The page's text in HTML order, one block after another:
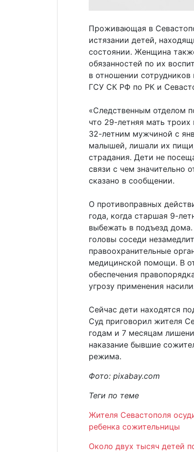
Проживающая в
истязании детей,
состоянии. Женщина
обязанностей по их
в отношении
ГСУ СК РФ по РК и
«Следственным отделом
что 29-летняя мать
32-летним мужчиной с
малышей, лишали их
страдания. Дети не
связи с чем значительно
сказано в сообщении.
О противоправных
года, когда старшая 9-
выбежать в подъезд
головы соседи
правоохранительные
медицинской помощи. В
обеспечения
угрозу применения
Сейчас дети находятся
Суд приговорил жителя
годам и 7 месяцам
наказание бывшие
режима.
Фото: pixabay.com
Теги по теме
Жителя Севастополя
ребенка сожительницы
Около двух тысяч детей